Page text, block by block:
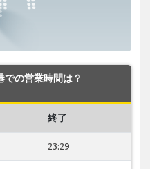
での営業時間は？
終了
23:29